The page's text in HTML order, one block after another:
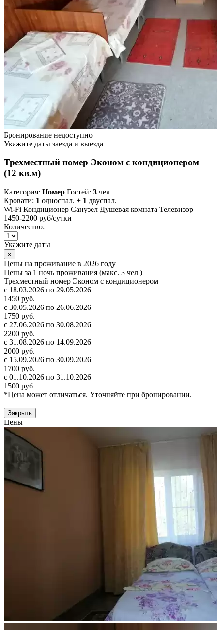
Бронирование недоступно
Укажите даты заезда и выезда
Трехместный номер Эконом с кондиционером
(12 кв.м)
Категория: Номер Гостей: 3 чел.
Кровати: 1 односпал. + 1 двуспал.
Wi-Fi Кондиционер Санузел Душевая комната Телевизор
1450-2200 руб/сутки
Количество:
Укажите даты
×
Цены на проживание в 2026 году
Цены за 1 ночь проживания (макс. 3 чел.)
Трехместный номер Эконом с кондиционером
с 18.03.2026 по 29.05.2026
1450 руб.
с 30.05.2026 по 26.06.2026
1750 руб.
с 27.06.2026 по 30.08.2026
2200 руб.
с 31.08.2026 по 14.09.2026
2000 руб.
с 15.09.2026 по 30.09.2026
1700 руб.
с 01.10.2026 по 31.10.2026
1500 руб.
*Цена может отличаться. Уточняйте при бронировании.
Закрыть
Цены